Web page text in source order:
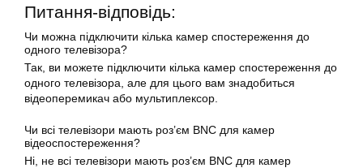
Питання-відповідь:
Чи можна підключити кілька камер спостереження до
одного телевізора?
Так, ви можете підключити кілька камер спостереження до
одного телевізора, але для цього вам знадобиться
відеоперемикач або мультиплексор.
Чи всі телевізори мають роз’єм BNC для камер
відеоспостереження?
Ні, не всі телевізори мають роз’єм BNC для камер